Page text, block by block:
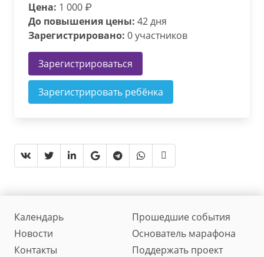
Цена: 1 000 ₽
До повышения цены: 42 дня
Зарегистрировано: 0 участников
Зарегистрироваться
Зарегистрировать ребёнка
Календарь
Прошедшие события
Новости
Основатель марафона
Контакты
Поддержать проект